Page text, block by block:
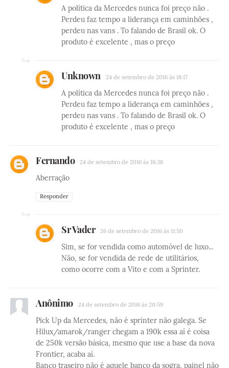
A política da Mercedes nunca foi preço não .
Perdeu faz tempo a liderança em caminhões ,
perdeu nas vans . To falando de Brasil ok. O
produto é excelente , mas o preço
Unknown 24 de setembro de 2016 às 18:17
A política da Mercedes nunca foi preço não .
Perdeu faz tempo a liderança em caminhões ,
perdeu nas vans . To falando de Brasil ok. O
produto é excelente , mas o preço
Fernando 24 de setembro de 2016 às 18:38
Aberração
Responder
Sr Vader 26 de setembro de 2016 às 11:50
Sim, se for vendida como automóvel de luxo...
Não, se for vendida de rede de utilitários,
como ocorre com a Vito e com a Sprinter.
Anônimo 24 de setembro de 2016 às 20:59
Pick Up da Mercedes, não é sprinter não galega. Se
Hilux/amarok/ranger chegam a 190k essa aí é coisa
de 250k versão básica, mesmo que use a base da nova
Frontier, acaba aí.
Banco traseiro não é aquele banco da sogra, painel não